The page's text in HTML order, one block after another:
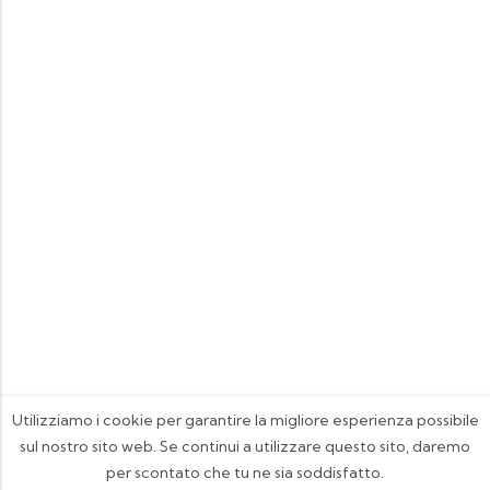
Utilizziamo i cookie per garantire la migliore esperienza possibile
sul nostro sito web. Se continui a utilizzare questo sito, daremo
per scontato che tu ne sia soddisfatto.